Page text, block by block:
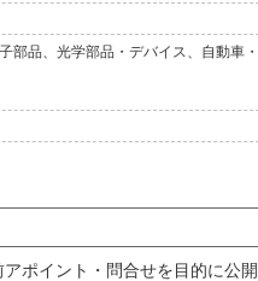
部品、光学部品・デバイス、自動車
ポイント・問合せを目的に公